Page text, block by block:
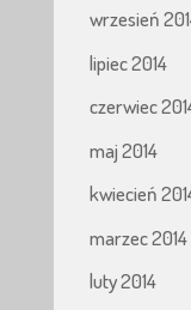
wrzesień
lipiec 2014
czerwiec
maj 2014
kwiecień
marzec 2014
luty 2014